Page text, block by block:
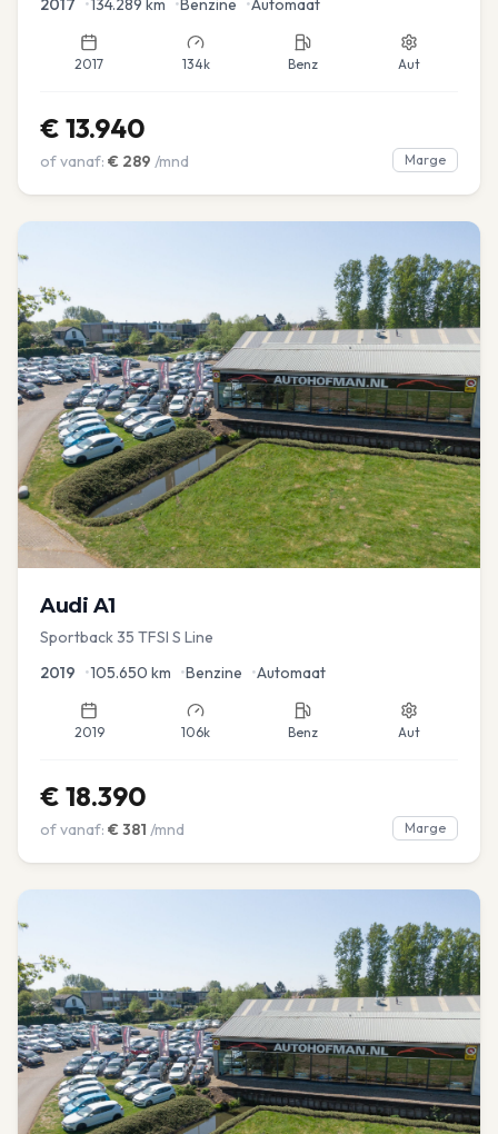
2017 •134.289 km •Benzine •Automaat
2017 134k Benz Aut
€ 13.940
of vanaf: € 289 /mnd Marge
Audi A1
Sportback 35 TFSI S Line
2019 •105.650 km •Benzine •Automaat
2019 106k Benz Aut
€ 18.390
of vanaf: € 381 /mnd Marge